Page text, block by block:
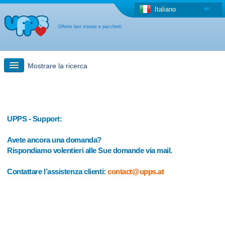
Offerte last minute e pacchetti
Italiano
Mostrare la ricerca
Viaggi: Ricerca con la mappa
Offerta last minute + Offerta forfettaria
Altro paese
UPPS - Support:
Avete ancora una domanda?
Rispondiamo volentieri alle Sue domande via mail.
Contattare l’assistenza clienti:contact@upps.at